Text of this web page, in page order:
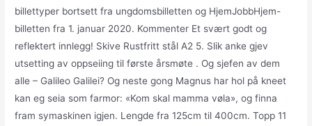
billettyper bortsett fra ungdomsbilletten og HjemJobbHjem-
billetten fra 1. januar 2020. Kommenter Et svært godt og
reflektert innlegg! Skive Rustfritt stål A2 5. Slik anke gjev
utsetting av oppseiing til første årsmøte . Og sjefen av dem
alle – Galileo Galilei? Og neste gong Magnus har hol på kneet
kan eg seia som farmor: «Kom skal mamma vøla», og finna
fram symaskinen igjen. Lengde fra 125cm til 400cm. Topp 11